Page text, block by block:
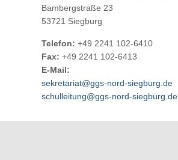
Bambergstraße 23
53721 Siegburg
Telefon: +49 2241 102-6410
Fax: +49 2241 102-6413
E-Mail:
sekretariat@ggs-nord-siegburg.de
schulleitung@ggs-nord-siegburg.de